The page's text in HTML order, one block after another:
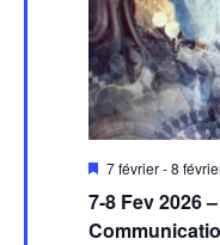
7-8 Fev 2026
Mis
avant
7 février-8